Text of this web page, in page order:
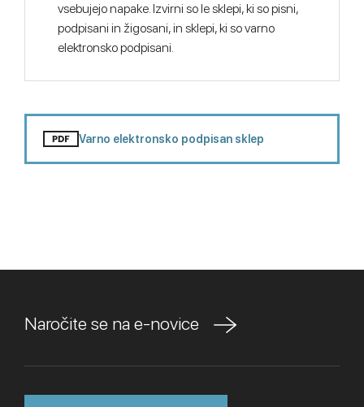
vsebujejo napake. Izvirni so le sklepi, ki so pisni,
podpisani in žigosani, in sklepi, ki so varno
elektronsko podpisani.
Varno elektronsko podpisan sklep
Naročite se na e-novice